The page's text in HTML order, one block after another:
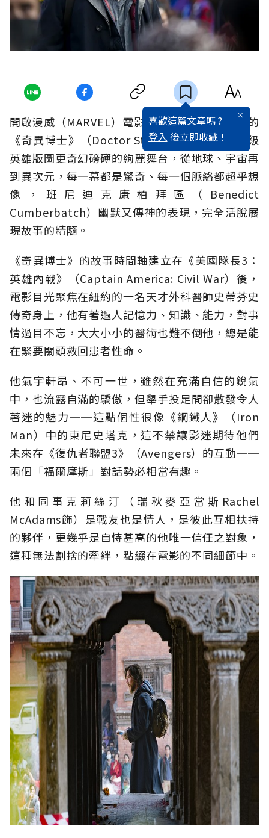
喜歡這篇文章嗎 ?
登入 後立即收藏 !
開啟漫威（MARVEL）電影宇宙全新魔法世界觀的
《奇異博士》（Doctor Strange），勾勒出超級
英雄版圖更奇幻磅礡的絢麗舞台，從地球、宇宙再
到異次元，每一幕都是驚奇、每一個脈絡都超乎想
像，班尼迪克康柏拜區（Benedict
Cumberbatch）幽默又傳神的表現，完全活脫展
現故事的精隨。
《奇異博士》的故事時間軸建立在《美國隊長3：
英雄內戰》（Captain America: Civil War）後，
電影目光聚焦在紐約的一名天才外科醫師史蒂芬史
傳奇身上，他有著過人記憶力、知識、能力，對事
情過目不忘，大大小小的醫術也難不倒他，總是能
在緊要關頭救回患者性命。
他氣宇軒昂、不可一世，雖然在充滿自信的銳氣
中，也流露自滿的驕傲，但舉手投足間卻散發令人
著迷的魅力──這點個性很像《鋼鐵人》（Iron
Man）中的東尼史塔克，這不禁讓影迷期待他們
未來在《復仇者聯盟3》（Avengers）的互動──
兩個「福爾摩斯」對話勢必相當有趣。
他和同事克莉絲汀（瑞秋麥亞當斯Rachel
McAdams飾）是戰友也是情人，是彼此互相扶持
的夥伴，更幾乎是自恃甚高的他唯一信任之對象，
這種無法割捨的牽絆，點綴在電影的不同細節中。